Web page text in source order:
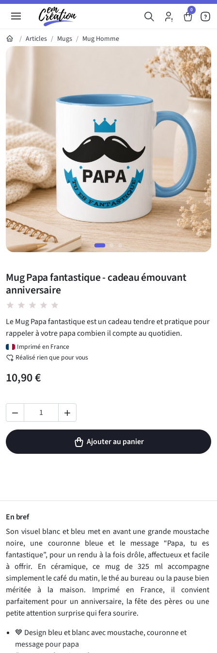
0
Articles Mugs Mug Homme
Mug Papa fantastique - cadeau émouvant
anniversaire
star star star star star
Le Mug Papa fantastique est un cadeau tendre et pratique pour
rappeler à votre papa combien il compte au quotidien.
Imprimé en France
Réalisé rien que pour vous
10,90 €
 
Ajouter au panier
En bref
Son visuel blanc et bleu met en avant une grande moustache
noire, une couronne bleue et le message “Papa, tu es
fantastique”, pour un rendu à la fois drôle, affectueux et facile
à offrir. En céramique, ce mug de 325 ml accompagne
simplement le café du matin, le thé au bureau ou la pause bien
méritée à la maison. Imprimé en France, il convient
parfaitement pour un anniversaire, la fête des pères ou une
petite attention surprise qui fera sourire.
💙 Design bleu et blanc avec moustache, couronne et
message pour papa